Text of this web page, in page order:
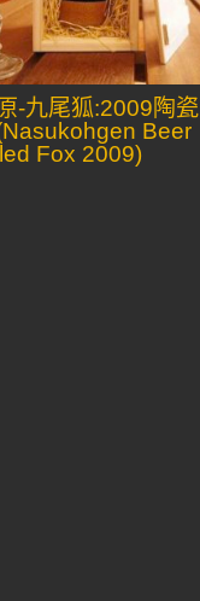
-九尾狐:2009陶瓷
Beer
Fox 2009)